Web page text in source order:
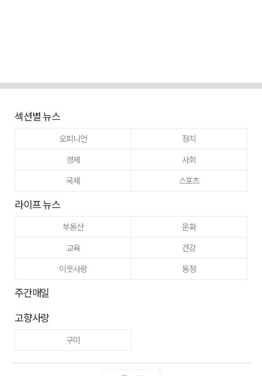
섹션별 뉴스
오피니언
정치
경제
사회
국제
스포츠
라이프 뉴스
부동산
문화
교육
건강
이웃사랑
동정
주간매일
고향사랑
구미